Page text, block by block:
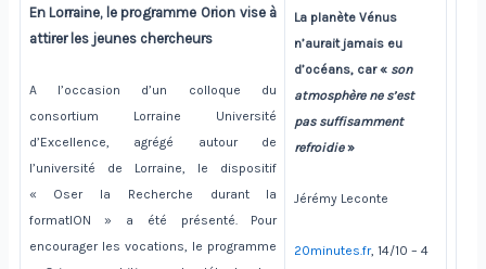
En Lorraine, le programme Orion vise à
attirer les jeunes chercheurs
A l’occasion d’un colloque du
consortium Lorraine Université
d’Excellence, agrégé autour de
l’université de Lorraine, le dispositif
« Oser la Recherche durant la
formatION » a été présenté. Pour
encourager les vocations, le programme
La planète Vénus
n’aurait jamais eu
d’océans, car « son
atmosphère ne s’est
pas suffisamment
refroidie»
Jérémy Leconte
20minutes.fr, 14/10 – 4